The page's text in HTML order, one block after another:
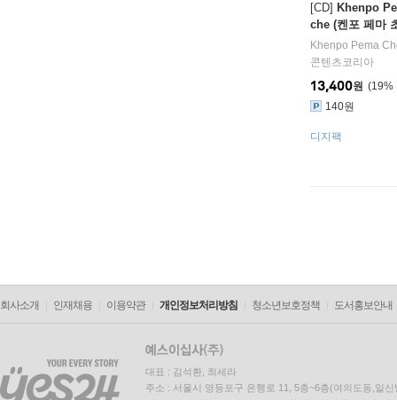
[CD] Khenpo
che (켄포 페마
진언 정선: 원만
師 祈請文)
Khenpo Pema
콘텐츠코리아
19%
13,400원
140원
디지팩
회사소개 인재채용 이용약관 개인정보처리방침 청소년보호정책 도서홍보안내
대표 : 김석환, 최세라
주소 : 서울시 영등포구 은행로 11, 5층~6층(여의도동,일신